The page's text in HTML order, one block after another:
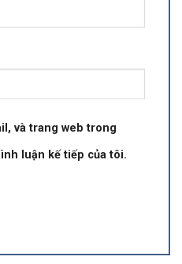
và trang web trong
luận kế tiếp của tôi.